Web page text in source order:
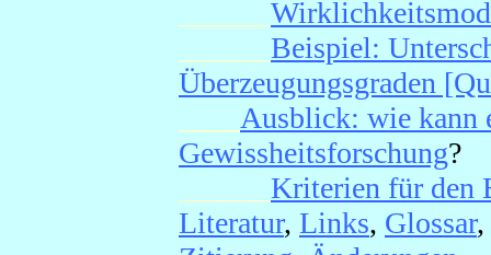
Beispiel:
Überzeugungsgraden
Ausblick: wie kann
Gewissheitsforschung?
Kriterien für den
Literatur, Links, Glossar,